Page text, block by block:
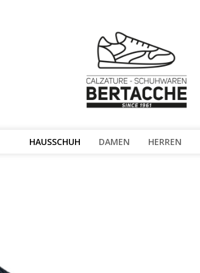
HAUSSCHUH DAMEN HERREN